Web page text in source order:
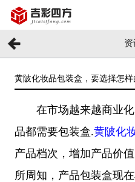
黄陂化妆品包装盒，要选择怎
在市场越来越商业
品都需要包装盒.黄陂化
产品档次，增加产品价
所周知，产品包装盒现